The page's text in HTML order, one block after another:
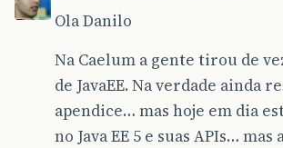
Ola Danilo
Na Caelum a gente tirou de
de JavaEE. Na verdade ainda
apendice… mas hoje em dia
no Java EE 5 e suas APIs…